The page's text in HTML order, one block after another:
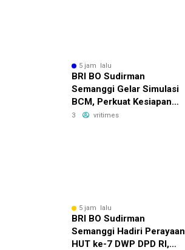
5 jam lalu
BRI BO Sudirman
Semanggi Gelar Simulasi
BCM, Perkuat Kesiapan
Hadapi Kondisi Darurat
3 vritimes
5 jam lalu
BRI BO Sudirman
Semanggi Hadiri Perayaan
HUT ke-7 DWP DPD RI,